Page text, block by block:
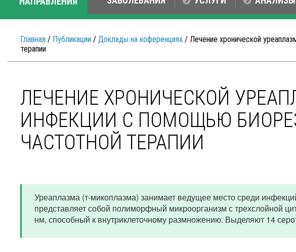
Главная / Публикации / Доклады на коференциях / Лечение хронической
терапии
ЛЕЧЕНИЕ ХРОНИЧЕСКОЙ
ИНФЕКЦИИ С ПОМОЩЬЮ
ЧАСТОТНОЙ ТЕРАПИИ
Уреаплазма (т-микоплазма) занимает ведущее место среди
представляет собой полиморфный микроорганизм с трехслойной
нм, способный к внутриклеточному размножению. Выделяют 14